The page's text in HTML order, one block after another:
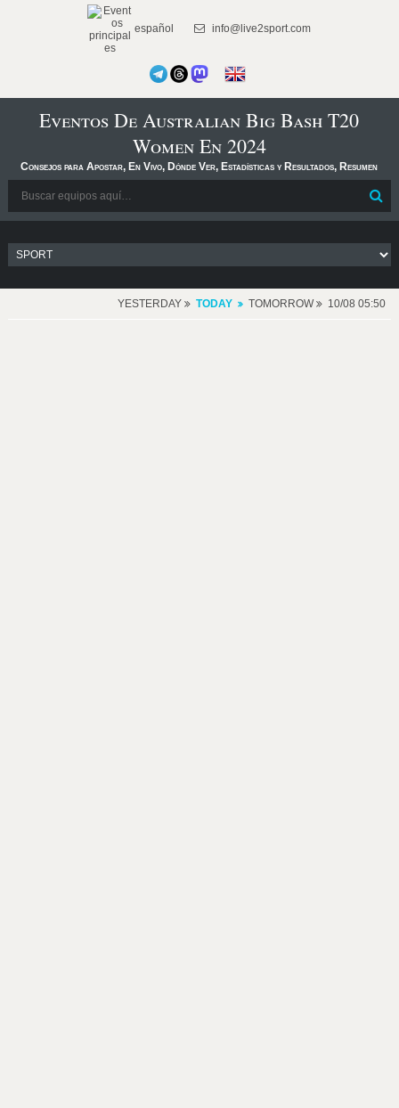
español info@live2sport.com
Eventos De Australian Big Bash T20
Women En 2024
Consejos para Apostar, En Vivo, Dónde Ver, Estadísticas y Resultados, Resumen
YESTERDAY TODAY TOMORROW 10/08 05:50